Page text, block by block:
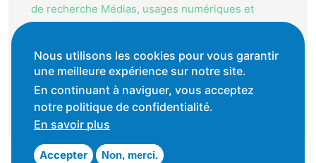
de recherche Médias, usages numériques et
didactique de l’Informatique.
La HEP-VD met cet outil à disposition des
enseignantes et enseignants vaudois pour
favoriser l'échange de ressources pédagogiques.
Conditions générales d'utilisation
Nous utilisons les cookies pour vous garantir
une meilleure expérience sur notre site.
En continuant à naviguer, vous acceptez
notre politique de confidentialité.
En savoir plus
Accepter Non, merci.